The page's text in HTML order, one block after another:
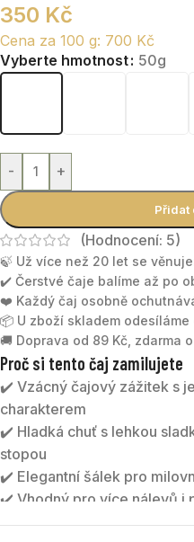
350 Kč
Cena za 100 g: 700 Kč
Vyberte hmotnost 50g
- +
Přidat
(Hodnocení: 5)
🍃 Už více než 20 let se
✔️ Čerstvé čaje balíme až po
❤️ Každý čaj osobně
📦 U zboží skladem
🚚 Doprava od 89 Kč, zdarma
Proč si tento čaj zamilujete
✔️ Vzácný čajový zážitek s
charakterem
✔️ Hladká chuť s lehkou
stopou
✔️ Elegantní šálek pro
✔️ Vhodný pro více nálevů i